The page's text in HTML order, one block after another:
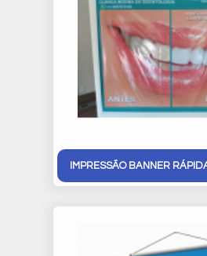
IMPRESSÃO BANNER